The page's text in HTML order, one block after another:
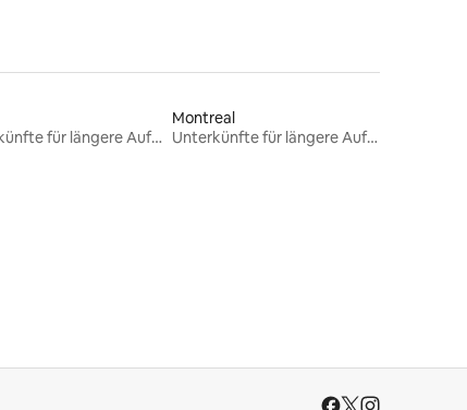
Unterkünfte für längere Aufenthalte
Montreal
Unterkünfte für längere Aufenthalte